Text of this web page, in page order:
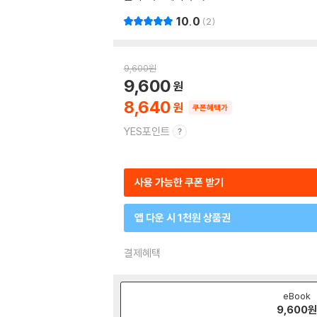
10.0 2
9,600원
8,640
9,600
쿠폰혜택가
YES포인트
사용 가능한 쿠폰 받기
앱 다운 시 1천원 상품권
결제혜택
eBook
9,600원